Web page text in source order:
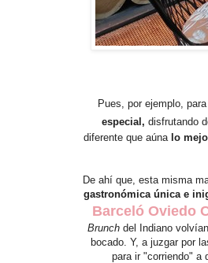
Pues, por ejemplo,
especial, disfrutando
diferente que aúna lo
De ahí que, esta misma
gastronómica única e
Barceló Oviedo
Brunch del Indiano
bocado. Y, a juzgar por
para ir "corriendo" a